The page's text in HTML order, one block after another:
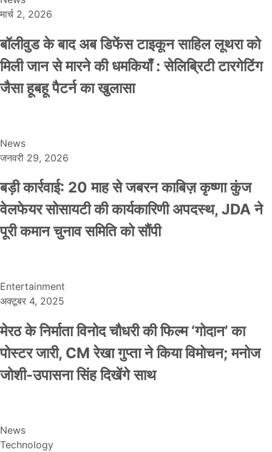
मार्च 2, 2026
बॉलीवुड के बाद अब डिफेंस टाइकून साहिल लूथरा को
मिली जान से मारने की धमकियाँ : सेलिब्रिटी टारगेटिंग
जैसा हूबहू पैटर्न का खुलासा
News
जनवरी 29, 2026
बड़ी कार्रवाई: 20 माह से जबरन काबिज़ कृष्णा कुंज
वेलफेयर सोसायटी की कार्यकारिणी अपदस्थ, JDA ने
पूरी कमान चुनाव समिति को सौंपी
Entertainment
अक्टूबर 4, 2025
मेरठ के निर्माता विनोद चौधरी की फिल्म ‘गोदान’ का
पोस्टर जारी, CM रेखा गुप्ता ने किया विमोचन; मनोज
जोशी-उपासना सिंह दिखेंगे साथ
News
Technology